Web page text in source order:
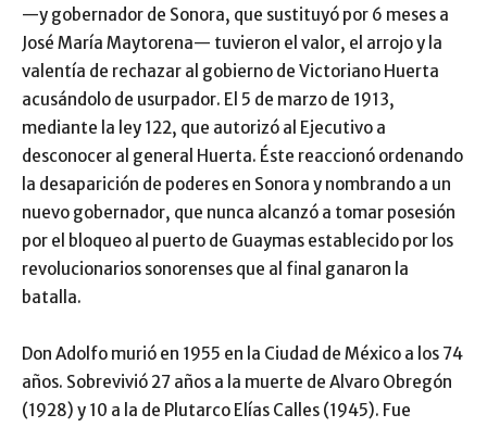
—y gobernador de Sonora, que sustituyó por 6 meses a
José María Maytorena— tuvieron el valor, el arrojo y la
valentía de rechazar al gobierno de Victoriano Huerta
acusándolo de usurpador. El 5 de marzo de 1913,
mediante la ley 122, que autorizó al Ejecutivo a
desconocer al general Huerta. Éste reaccionó ordenando
la desaparición de poderes en Sonora y nombrando a un
nuevo gobernador, que nunca alcanzó a tomar posesión
por el bloqueo al puerto de Guaymas establecido por los
revolucionarios sonorenses que al final ganaron la
batalla.
Don Adolfo murió en 1955 en la Ciudad de México a los 74
años. Sobrevivió 27 años a la muerte de Alvaro Obregón
(1928) y 10 a la de Plutarco Elías Calles (1945). Fue